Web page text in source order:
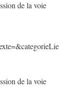
de la voie
de la voie